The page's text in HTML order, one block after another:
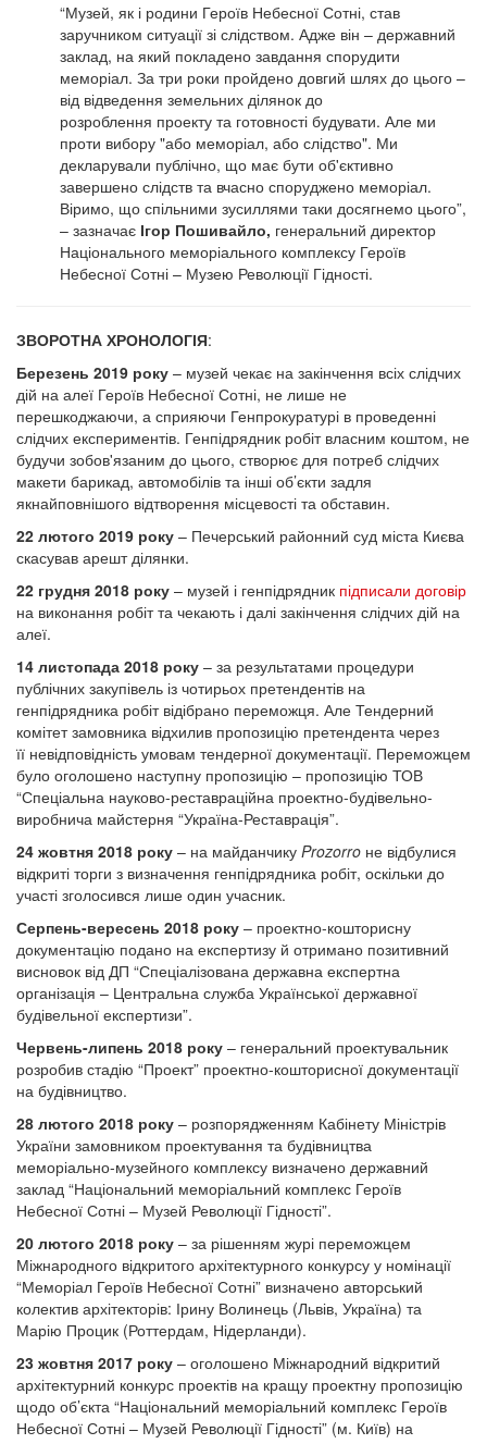
“Музей, як і родини Героїв Небесної Сотні, став
заручником ситуації зі слідством. Адже він – державний
заклад, на який покладено завдання спорудити
меморіал. За три роки пройдено довгий шлях до цього –
від відведення земельних ділянок до
розроблення проекту та готовності будувати. Але ми
проти вибору "або меморіал, або слідство". Ми
декларували публічно, що має бути об'єктивно
завершено слідств та вчасно споруджено меморіал.
Віримо, що спільними зусиллями таки досягнемо цього”,
– зазначає Ігор Пошивайло, генеральний директор
Національного меморіального комплексу Героїв
Небесної Сотні – Музею Революції Гідності.
ЗВОРОТНА ХРОНОЛОГІЯ:
Березень 2019 року – музей чекає на закінчення всіх слідчих
дій на алеї Героїв Небесної Сотні, не лише не
перешкоджаючи, а сприяючи Генпрокуратурі в проведенні
слідчих експериментів. Генпідрядник робіт власним коштом, не
будучи зобов'язаним до цього, створює для потреб слідчих
макети барикад, автомобілів та інші об’єкти задля
якнайповнішого відтворення місцевості та обставин.
22 лютого 2019 року – Печерський районний суд міста Києва
скасував арешт ділянки.
22 грудня 2018 року – музей і генпідрядник підписали договір
на виконання робіт та чекають і далі закінчення слідчих дій на
алеї.
14 листопада 2018 року – за результатами процедури
публічних закупівель із чотирьох претендентів на
генпідрядника робіт відібрано переможця. Але Тендерний
комітет замовника відхилив пропозицію претендента через
її невідповідність умовам тендерної документації. Переможцем
було оголошено наступну пропозицію – пропозицію ТОВ
“Спеціальна науково-реставраційна проектно-будівельно-
виробнича майстерня “Україна-Реставрація”.
24 жовтня 2018 року – на майданчику Prozorro не відбулися
відкриті торги з визначення генпідрядника робіт, оскільки до
участі зголосився лише один учасник.
Серпень-вересень 2018 року – проектно-кошторисну
документацію подано на експертизу й отримано позитивний
висновок від ДП “Спеціалізована державна експертна
організація – Центральна служба Української державної
будівельної експертизи”.
Червень-липень 2018 року – генеральний проектувальник
розробив стадію “Проект” проектно-кошторисної документації
на будівництво.
28 лютого 2018 року – розпорядженням Кабінету Міністрів
України замовником проектування та будівництва
меморіально-музейного комплексу визначено державний
заклад “Національний меморіальний комплекс Героїв
Небесної Сотні – Музей Революції Гідності”.
20 лютого 2018 року – за рішенням журі переможцем
Міжнародного відкритого архітектурного конкурсу у номінації
“Меморіал Героїв Небесної Сотні” визначено авторський
колектив архітекторів: Ірину Волинець (Львів, Україна) та
Марію Процик (Роттердам, Нідерланди).
23 жовтня 2017 року – оголошено Міжнародний відкритий
архітектурний конкурс проектів на кращу проектну пропозицію
щодо об’єкта “Національний меморіальний комплекс Героїв
Небесної Сотні – Музей Революції Гідності” (м. Київ) на